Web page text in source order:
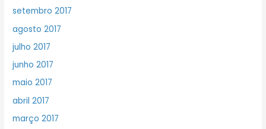
setembro 2017
agosto 2017
julho 2017
junho 2017
maio 2017
abril 2017
março 2017